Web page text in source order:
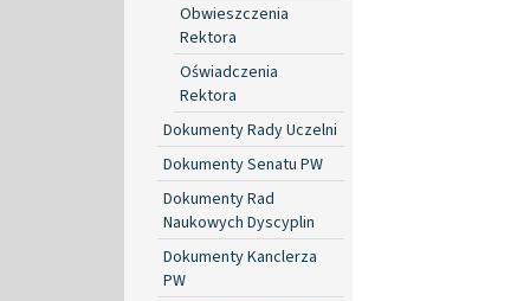
Obwieszczenia
Rektora
Oświadczenia
Rektora
Dokumenty Rady Uczelni
Dokumenty Senatu PW
Dokumenty Rad
Naukowych Dyscyplin
Dokumenty Kanclerza
PW